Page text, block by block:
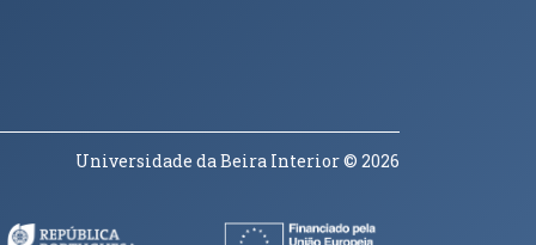
Universidade da Beira Interior© 2026
janela) (abre em nova janela)